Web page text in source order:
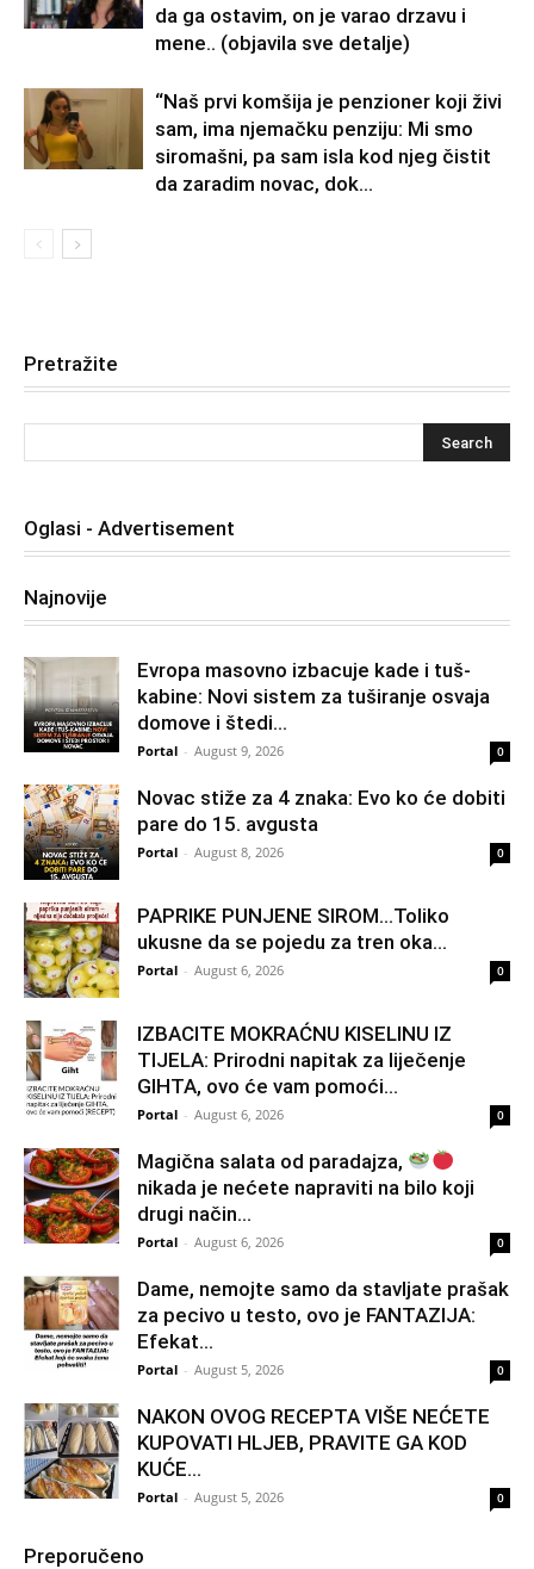
da ga ostavim, on je varao drzavu i
mene.. (objavila sve detalje)
“Naš prvi komšija je penzioner koji živi
sam, ima njemačku penziju: Mi smo
siromašni, pa sam isla kod njeg čistit
da zaradim novac, dok...
Pretražite
Oglasi - Advertisement
Najnovije
Evropa masovno izbacuje kade i tuš-
kabine: Novi sistem za tuširanje osvaja
domove i štedi...
Portal - August 9, 2026 0
Novac stiže za 4 znaka: Evo ko će dobiti
pare do 15. avgusta
Portal - August 8, 2026 0
PAPRIKE PUNJENE SIROM…Toliko
ukusne da se pojedu za tren oka…
Portal - August 6, 2026 0
IZBACITE MOKRAĆNU KISELINU IZ
TIJELA: Prirodni napitak za liječenje
GIHTA, ovo će vam pomoći...
Portal - August 6, 2026 0
Magična salata od paradajza,
nikada je nećete napraviti na bilo koji
drugi način…
Portal - August 6, 2026 0
Dame, nemojte samo da stavljate prašak
za pecivo u testo, ovo je FANTAZIJA:
Efekat...
Portal - August 5, 2026 0
NAKON OVOG RECEPTA VIŠE NEĆETE
KUPOVATI HLJEB, PRAVITE GA KOD
KUĆE…
Portal - August 5, 2026 0
Preporučeno